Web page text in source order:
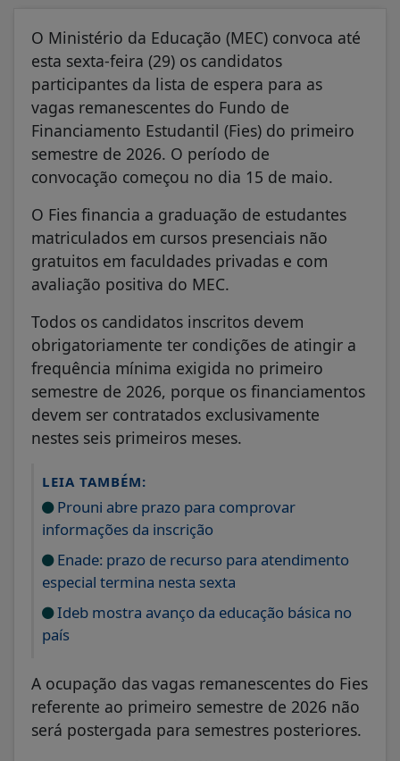
O Ministério da Educação (MEC) convoca até
esta sexta-feira (29) os candidatos
participantes da lista de espera para as
vagas remanescentes do Fundo de
Financiamento Estudantil (Fies) do primeiro
semestre de 2026. O período de
convocação começou no dia 15 de maio.
O Fies financia a graduação de estudantes
matriculados em cursos presenciais não
gratuitos em faculdades privadas e com
avaliação positiva do MEC.
Todos os candidatos inscritos devem
obrigatoriamente ter condições de atingir a
frequência mínima exigida no primeiro
semestre de 2026, porque os financiamentos
devem ser contratados exclusivamente
nestes seis primeiros meses.
LEIA TAMBÉM:
Prouni abre prazo para comprovar
informações da inscrição
Enade: prazo de recurso para atendimento
especial termina nesta sexta
Ideb mostra avanço da educação básica no
país
A ocupação das vagas remanescentes do Fies
referente ao primeiro semestre de 2026 não
será postergada para semestres posteriores.